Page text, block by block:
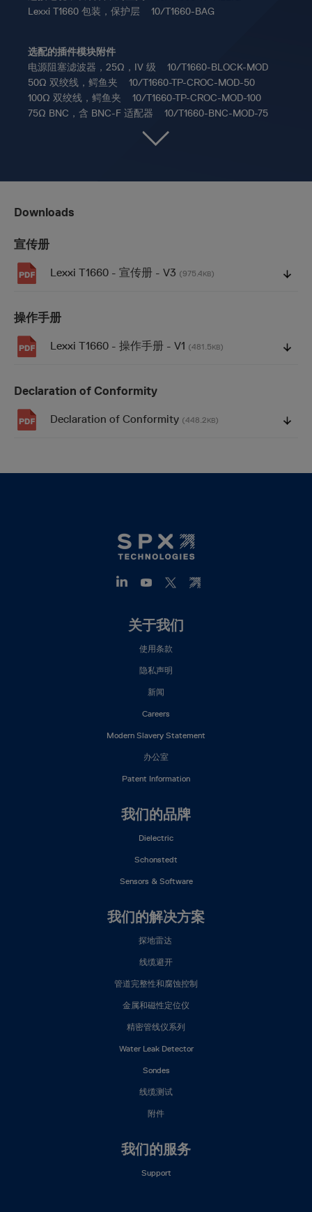
Lexxi T1660 包装，保护层 10/T1660-BAG
选配的插件模块附件
电源阻塞滤波器，25Ω，IV 级 10/T1660-BLOCK-MOD
50Ω 双绞线，鳄鱼夹 10/T1660-TP-CROC-MOD-50
100Ω 双绞线，鳄鱼夹 10/T1660-TP-CROC-MOD-100
75Ω BNC，含 BNC-F 适配器 10/T1660-BNC-MOD-75
Downloads
宣传册
Lexxi T1660 - 宣传册 - V3 (975.4KB)
操作手册
Lexxi T1660 - 操作手册 - V1 (481.5KB)
Declaration of Conformity
Declaration of Conformity (448.2KB)
关于我们
使用条款
隐私声明
新闻
Careers
Modern Slavery Statement
办公室
Patent Information
我们的品牌
Dielectric
Schonstedt
Sensors & Software
我们的解决方案
探地雷达
线缆避开
管道完整性和腐蚀控制
金属和磁性定位仪
精密管线仪系列
Water Leak Detector
Sondes
线缆测试
附件
我们的服务
Support